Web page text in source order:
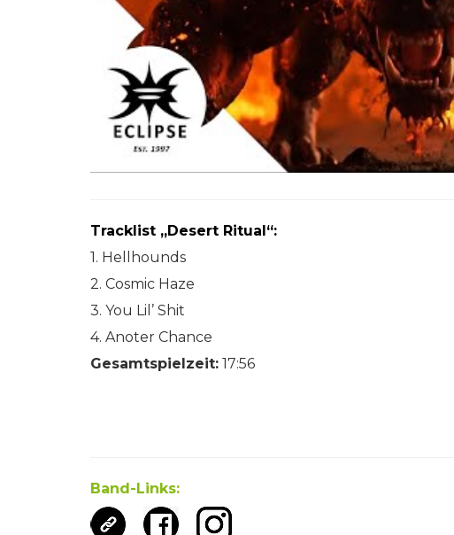
Tracklist „Desert Ritual“:
1. Hellhounds
2. Cosmic Haze
3. You Lil’ Shit
4. Anoter Chance
Gesamtspielzeit: 17:56
Band-Links: